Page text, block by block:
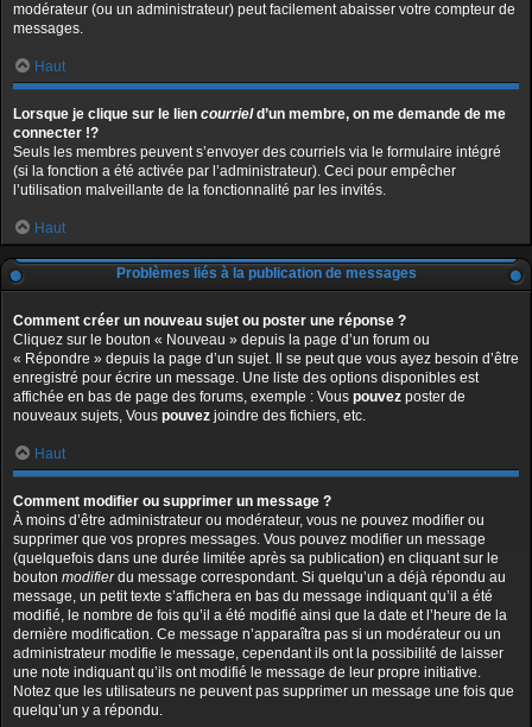
modérateur (ou un administrateur) peut facilement abaisser votre compteur de
messages.
Haut
Lorsque je clique sur le lien courrield’un membre, on me demande de me
connecter !?
Seuls les membres peuvent s’envoyer des courriels via le formulaire intégré
(si la fonction a été activée par l’administrateur). Ceci pour empêcher
l’utilisation malveillante de la fonctionnalité par les invités.
Haut
Problèmes liés à la publication de messages
Comment créer un nouveau sujet ou poster une réponse ?
Cliquez sur le bouton « Nouveau » depuis la page d’un forum ou
« Répondre » depuis la page d’un sujet. Il se peut que vous ayez besoin d’être
enregistré pour écrire un message. Une liste des options disponibles est
affichée en bas de page des forums, exemple : Vous pouvez poster de
nouveaux sujets, Vous pouvez joindre des fichiers, etc.
Haut
Comment modifier ou supprimer un message ?
À moins d’être administrateur ou modérateur, vous ne pouvez modifier ou
supprimer que vos propres messages. Vous pouvez modifier un message
(quelquefois dans une durée limitée après sa publication) en cliquant sur le
bouton modifierdu message correspondant. Si quelqu’un a déjà répondu au
message, un petit texte s’affichera en bas du message indiquant qu’il a été
modifié, le nombre de fois qu’il a été modifié ainsi que la date et l’heure de la
dernière modification. Ce message n’apparaîtra pas si un modérateur ou un
administrateur modifie le message, cependant ils ont la possibilité de laisser
une note indiquant qu’ils ont modifié le message de leur propre initiative.
Notez que les utilisateurs ne peuvent pas supprimer un message une fois que
quelqu’un y a répondu.